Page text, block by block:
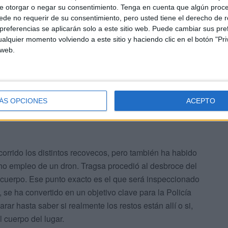
otorgar o negar su consentimiento. Tenga en cuenta que algún
no requerir de su consentimiento, pero usted tiene el derecho de
se aplicarán solo a este sitio web. Puede cambiar sus
momento volviendo a este sitio y haciendo clic en el botón
OPCIONES ACEPTO
crimen. Pero el cuerpo no aparece. No aparece ni
la noticia de boca del propio jefe superior, Javier
equiparaban este caso con otros mediáticos a nivel
hecho de que no se encuentre el cuerpo no desarma
esclarecer el homicidio.
los distintos recovecos, pero también ha habido
empleo de un dron. Tragsa procedió al desbroce del
Ese punto exacto es el que será inspeccionado
ha convertido en un objetivo clave para la Policía
hasta saber si realmente los restos están allí o si,
cuerpo del lugar.